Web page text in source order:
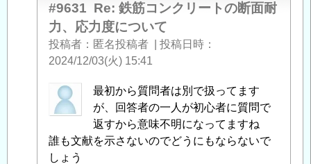
#9631 Re: 鉄筋コンクリートの断面耐
力、応力度について
投稿者 匿名投稿者
投稿日時
2024/12/03(火) 15:41
匿
名
稿
者
最初から質問者は別で扱ってます
が、回答者の一人が初心者に質問で
返すから意味不明になってますね
誰も文献を示さないのでどうにもならないで
しょう